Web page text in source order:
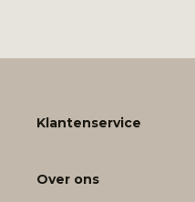
Klantenservice
Over ons